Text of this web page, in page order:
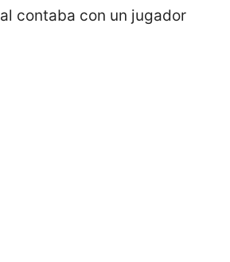
contaba con un jugador